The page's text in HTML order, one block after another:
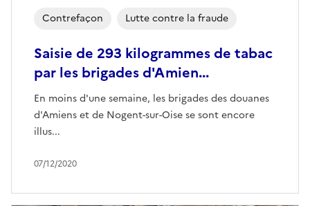
Contrefaçon Lutte contre la fraude
07/12/2020
Saisie de 293 kilogrammes de tabac
par les brigades d'Amien...
En moins d'une semaine, les brigades des douanes
d'Amiens et de Nogent-sur-Oise se sont encore
illus...